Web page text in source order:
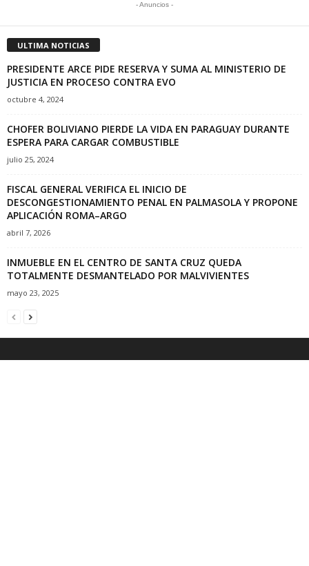
- Anuncios -
ULTIMA NOTICIAS
PRESIDENTE ARCE PIDE RESERVA Y SUMA AL MINISTERIO DE
JUSTICIA EN PROCESO CONTRA EVO
octubre 4, 2024
CHOFER BOLIVIANO PIERDE LA VIDA EN PARAGUAY DURANTE
ESPERA PARA CARGAR COMBUSTIBLE
julio 25, 2024
FISCAL GENERAL VERIFICA EL INICIO DE
DESCONGESTIONAMIENTO PENAL EN PALMASOLA Y PROPONE
APLICACIÓN ROMA–ARGO
abril 7, 2026
INMUEBLE EN EL CENTRO DE SANTA CRUZ QUEDA
TOTALMENTE DESMANTELADO POR MALVIVIENTES
mayo 23, 2025